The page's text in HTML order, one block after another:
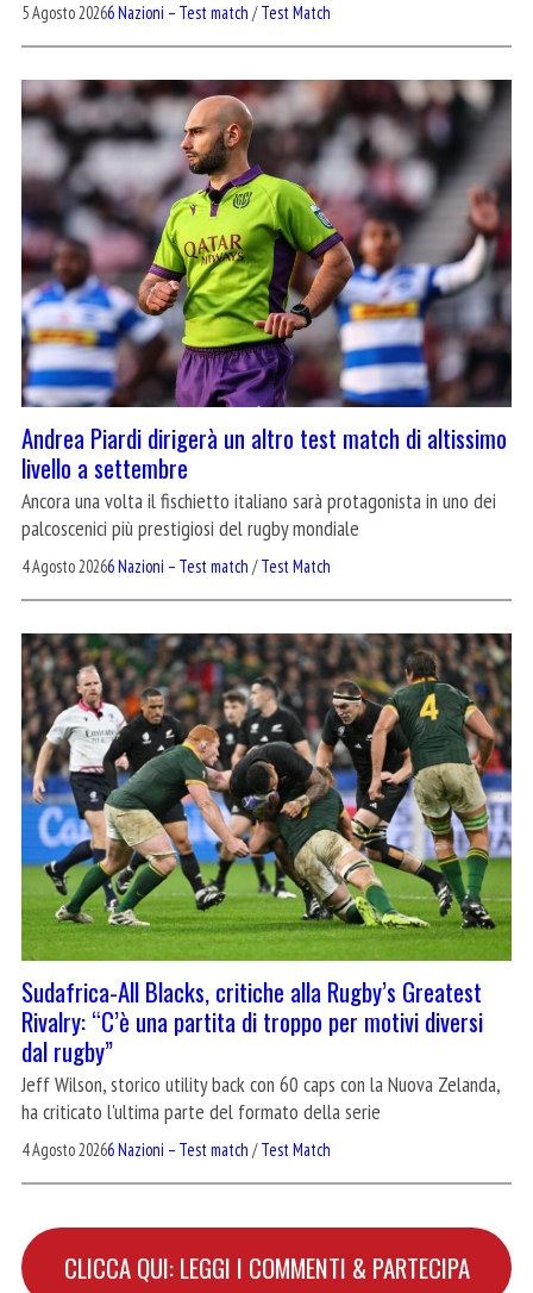
5 Agosto 20266 Nazioni – Test match /Test Match
Andrea Piardi dirigerà un altro test match di altissimo
livello a settembre
Ancora una volta il fischietto italiano sarà protagonista in uno dei
palcoscenici più prestigiosi del rugby mondiale
4 Agosto 20266 Nazioni – Test match /Test Match
Sudafrica-All Blacks, critiche alla Rugby’s Greatest
Rivalry: “C’è una partita di troppo per motivi diversi
dal rugby”
Jeff Wilson, storico utility back con 60 caps con la Nuova Zelanda,
ha criticato l'ultima parte del formato della serie
4 Agosto 20266 Nazioni – Test match /Test Match
CLICCA QUI: LEGGI I COMMENTI & PARTECIPA